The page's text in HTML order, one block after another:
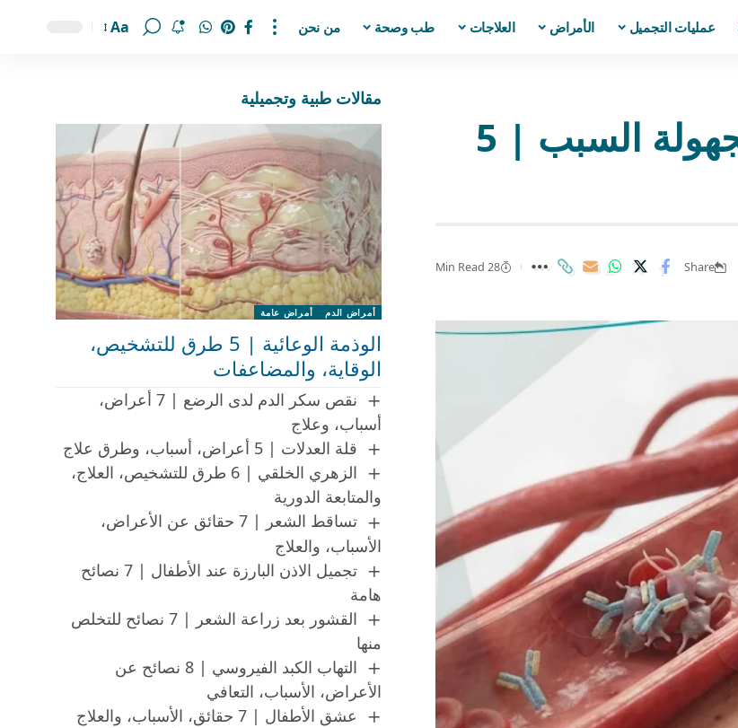
عمليات التجميل الأمراض العلاجات طب وصحة من نحن Aa
فرفرية قليلة الصفيحات المجهولة السبب | 5
Share
28 Min Read
مقالات طبية وتجميلية
أمراض الدم أمراض عامة
الوذمة الوعائية | 5 طرق للتشخيص،
الوقاية، والمضاعفات
نقص سكر الدم لدى الرضع | 7 أعراض،
أسباب، وعلاج
قلة العدلات | 5 أعراض، أسباب، وطرق علاج
الزهري الخلقي | 6 طرق للتشخيص، العلاج،
والمتابعة الدورية
تساقط الشعر | 7 حقائق عن الأعراض،
الأسباب، والعلاج
تجميل الاذن البارزة عند الأطفال | 7 نصائح
هامة
القشور بعد زراعة الشعر | 7 نصائح للتخلص
منها
التهاب الكبد الفيروسي | 8 نصائح عن
الأعراض، الأسباب، التعافي
عشق الأطفال | 7 حقائق، الأسباب، والعلاج